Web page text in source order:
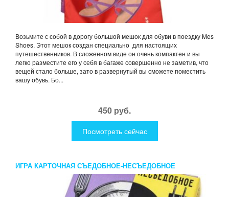
Возьмите с собой в дорогу большой мешок для обуви в поездку Mes
Shoes. Этот мешок создан специально для настоящих
путешественников. В сложенном виде он очень компактен и вы
легко разместите его у себя в багаже совершенно не заметив, что
вещей стало больше, зато в развернутый вы сможете поместить
вашу обувь. Бо...
450 руб.
Посмотреть сейчас
ИГРА КАРТОЧНАЯ СЪЕДОБНОЕ-НЕСЪЕДОБНОЕ